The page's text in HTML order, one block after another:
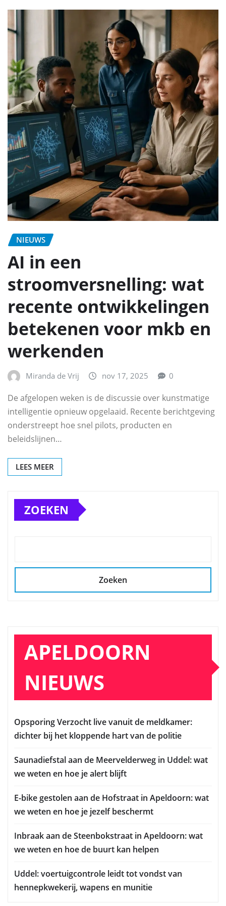
NIEUWS
AI in een
stroomversnelling: wat
recente ontwikkelingen
betekenen voor mkb en
werkenden
Miranda de Vrij nov 17, 2025 0
De afgelopen weken is de discussie over kunstmatige
intelligentie opnieuw opgelaaid. Recente berichtgeving
onderstreept hoe snel pilots, producten en
beleidslijnen…
LEES MEER
ZOEKEN
Zoeken
APELDOORN
NIEUWS
Opsporing Verzocht live vanuit de meldkamer:
dichter bij het kloppende hart van de politie
Saunadiefstal aan de Meervelderweg in Uddel: wat
we weten en hoe je alert blijft
E-bike gestolen aan de Hofstraat in Apeldoorn: wat
we weten en hoe je jezelf beschermt
Inbraak aan de Steenbokstraat in Apeldoorn: wat
we weten en hoe de buurt kan helpen
Uddel: voertuigcontrole leidt tot vondst van
hennepkwekerij, wapens en munitie